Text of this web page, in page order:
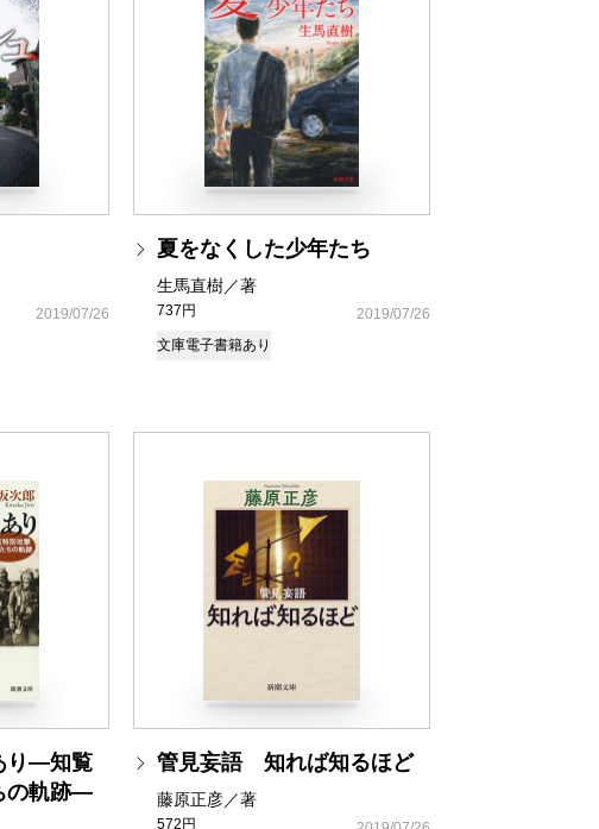
2019/07/26
夏をなくした少年たち
生馬直樹／著
737円
2019/07/26
文庫電子書籍あり
り―知覧
の軌跡―
管見妄語 知れば知るほど
藤原正彦／著
572円